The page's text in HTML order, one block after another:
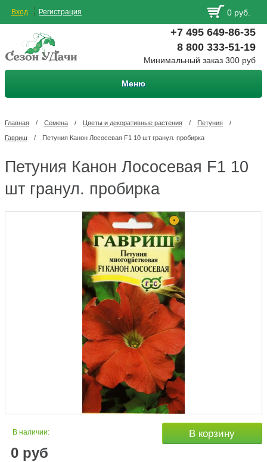
Вход Регистрация 0 руб.
+7 495 649-86-35
8 800 333-51-19
Минимальный заказ 300 руб
Меню
Главная / Семена / Цветы и декоративные растения / Петуния /
Гавриш / Петуния Канон Лососевая F1 10 шт гранул. пробирка
Петуния Канон Лососевая F1 10
шт гранул. пробирка
В наличии:
0 руб
В корзину